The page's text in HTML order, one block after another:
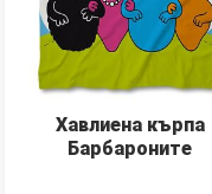
Хавлиена кърпа
Барбароните